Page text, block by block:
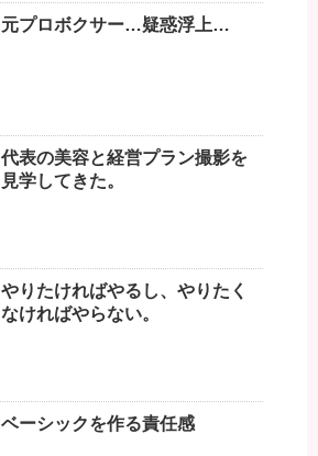
元プロボクサー…疑惑浮上…
代表の美容と経営プラン撮影を
見学してきた。
やりたければやるし、やりたく
なければやらない。
ベーシックを作る責任感